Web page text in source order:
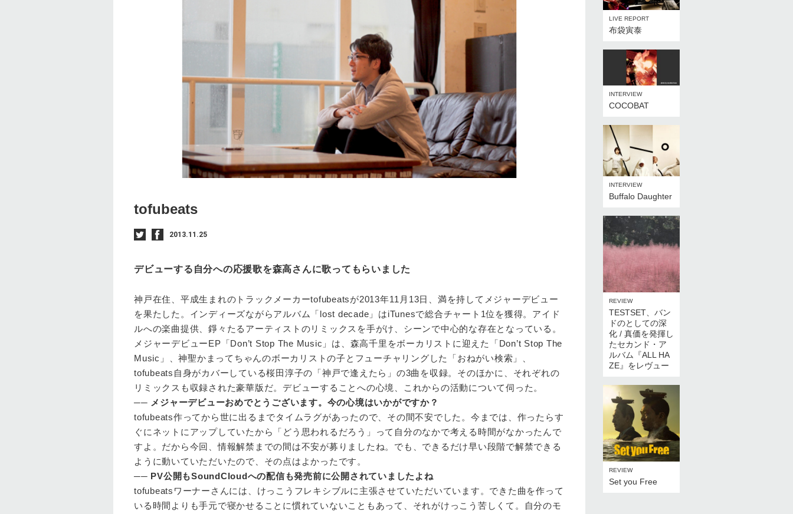
tofubeats
2013.11.25
デビューする自分への応援歌を森高さんに歌ってもらいました
神戸在住、平成生まれのトラックメーカーtofubeatsが2013年11月13日、満を持してメジャーデビュー
を果たした。インディーズながらアルバム「lost decade」はiTunesで総合チャート1位を獲得。アイド
ルへの楽曲提供、錚々たるアーティストのリミックスを手がけ、シーンで中心的な存在となっている。
メジャーデビューEP「Don’t Stop The Music」は、森高千里をボーカリストに迎えた「Don’t Stop The
Music」、神聖かまってちゃんのボーカリストの子とフューチャリングした「おねがい検索」、
tofubeats自身がカバーしている桜田淳子の「神戸で逢えたら」の3曲を収録。そのほかに、それぞれの
リミックスも収録された豪華版だ。デビューすることへの心境、これからの活動について伺った。
── メジャーデビューおめでとうございます。今の心境はいかがですか？
tofubeats作ってから世に出るまでタイムラグがあったので、その間不安でした。今までは、作ったらす
ぐにネットにアップしていたから「どう思われるだろう」って自分のなかで考える時間がなかったんで
すよ。だから今回、情報解禁までの間は不安が募りましたね。でも、できるだけ早い段階で解禁できる
ように動いていただいたので、その点はよかったです。
── PV公開もSoundCloudへの配信も発売前に公開されていましたよね
tofubeats ワーナーさんには、けっこうフレキシブルに主張させていただいています。できた曲を作って
いる時間よりも手元で寝かせることに慣れていないこともあって、それがけっこう苦しくて。自分のモ
LIVE REPORT
布袋寅泰
INTERVIEW
COCOBAT
INTERVIEW
Buffalo Daughter
REVIEW
TESTSET、バン
ドのとしての深
化 / 真価を発揮し
たセカンド・ア
ルバム『ALL HA
ZE』をレヴュー
REVIEW
Set you Free